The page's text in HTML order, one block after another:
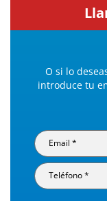
O si lo
introduce tu